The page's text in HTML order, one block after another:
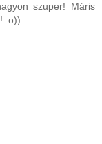
szuper! Máris
:o))